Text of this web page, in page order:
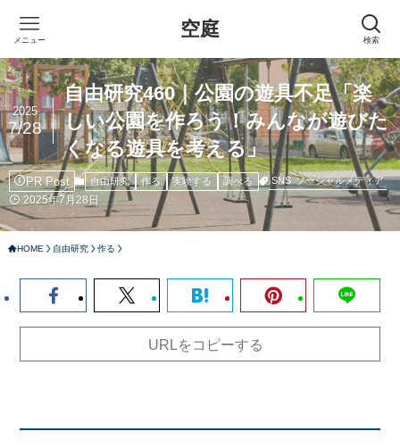
空庭 検索
メニュー
自由研究460｜公園の遊具不足「楽
しい公園を作ろう！みんなが遊びた
くなる遊具を考える」
2025
7/28
PR Post 自由研究 作る 実験する 調べる SNS ソーシャルメディア
2025年7月28日
HOME 自由研究 作る
URLをコピーする